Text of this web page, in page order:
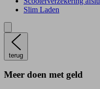
Slim Laden
terug
Meer doen met geld